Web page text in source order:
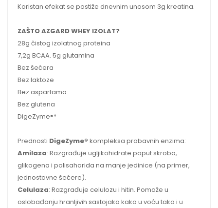
Koristan efekat se postiže dnevnim unosom 3g kreatina.
ZAŠTO AZGARD WHEY IZOLAT?
28g čistog izolatnog proteina
7,2g BCAA. 5g glutamina
Bez šećera
Bez laktoze
Bez aspartama
Bez glutena
DigeZyme®*
Prednosti DigeZyme® kompleksa probavnih enzima:
Amilaza: Razgrađuje ugljikohidrate poput skroba,
glikogena i polisaharida na manje jedinice (na primer,
jednostavne šećere).
Celulaza: Razgrađuje celulozu i hitin. Pomaže u
oslobađanju hranljivih sastojaka kako u voću tako i u